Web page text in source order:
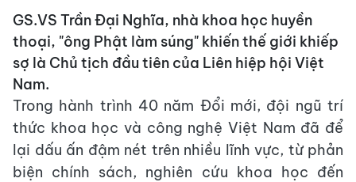
GS.VS Trần Đại Nghĩa, nhà khoa học huyền
thoại, "ông Phật làm súng" khiến thế giới khiếp
sợ là Chủ tịch đầu tiên của Liên hiệp hội Việt
Nam.
Trong hành trình 40 năm Đổi mới, đội ngũ trí
thức khoa học và công nghệ Việt Nam đã để
lại dấu ấn đậm nét trên nhiều lĩnh vực, từ phản
biện chính sách, nghiên cứu khoa học đến